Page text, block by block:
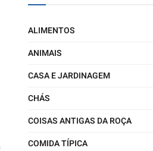
ALIMENTOS
ANIMAIS
CASA E JARDINAGEM
CHÁS
COISAS ANTIGAS DA ROÇA
COMIDA TÍPICA